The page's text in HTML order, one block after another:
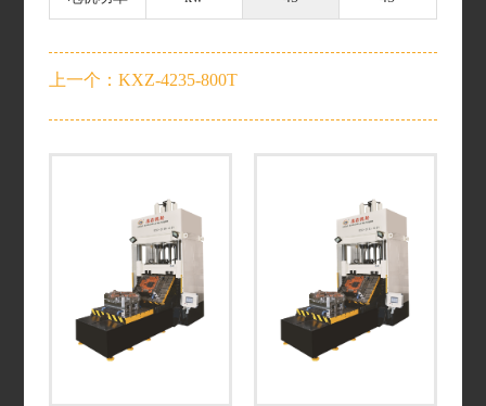
上一个：KXZ-4235-800T